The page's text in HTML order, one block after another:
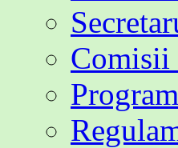
Comisii